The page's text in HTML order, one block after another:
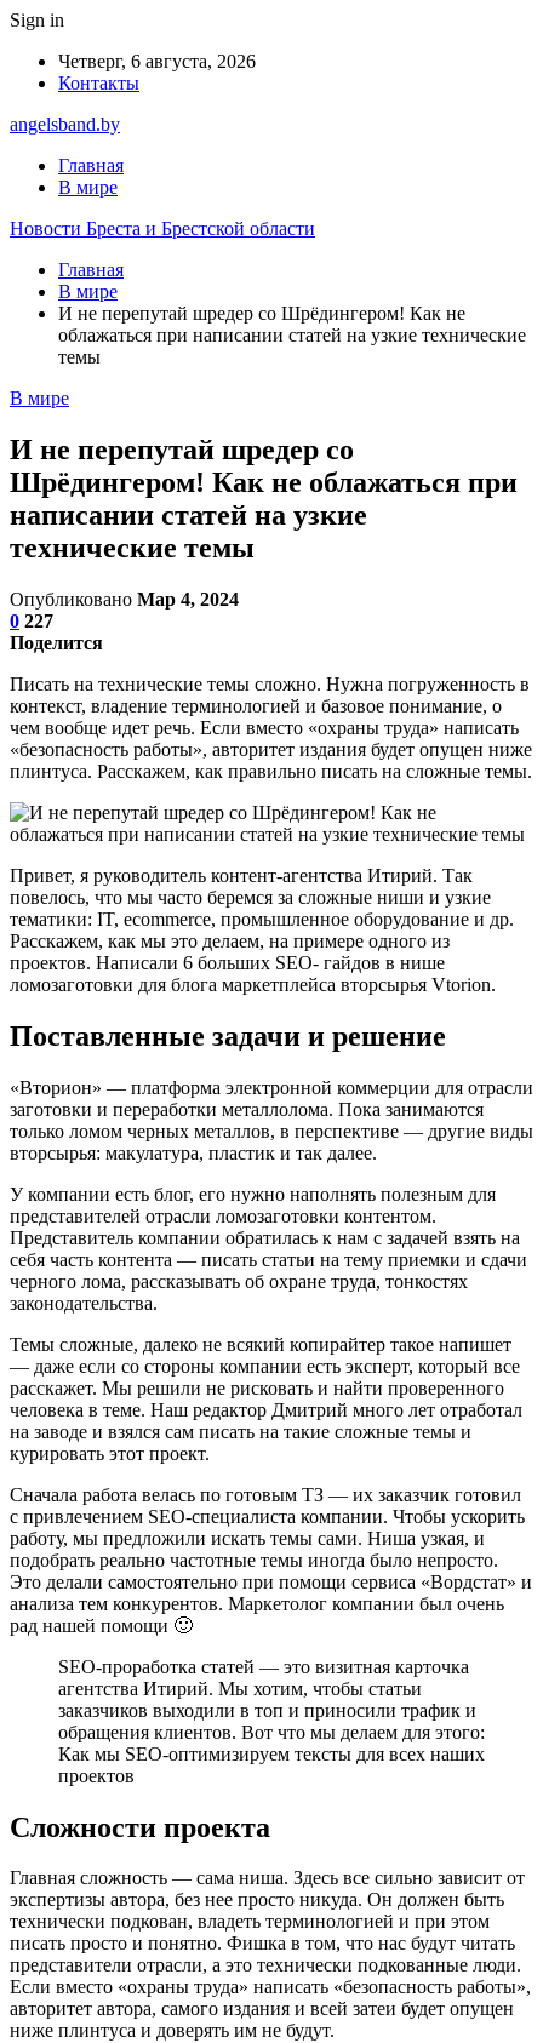
Sign in
Четверг, 6 августа, 2026
Контакты
angelsband.by
Главная
В мире
Новости Бреста и Брестской области
Главная
В мире
И не перепутай шредер со Шрёдингером! Как не
облажаться при написании статей на узкие технические
темы
В мире
И не перепутай шредер со
Шрёдингером! Как не облажаться при
написании статей на узкие
технические темы
Опубликовано Мар 4, 2024
0 227
Поделится
Писать на технические темы сложно. Нужна погруженность в
контекст, владение терминологией и базовое понимание, о
чем вообще идет речь. Если вместо «охраны труда» написать
«безопасность работы», авторитет издания будет опущен ниже
плинтуса. Расскажем, как правильно писать на сложные темы.
Привет, я руководитель контент-агентства Итирий. Так
повелось, что мы часто беремся за сложные ниши и узкие
тематики: IT, ecommerce, промышленное оборудование и др.
Расскажем, как мы это делаем, на примере одного из
проектов. Написали 6 больших SEO- гайдов в нише
ломозаготовки для блога маркетплейса вторсырья Vtorion.
Поставленные задачи и решение
«Вторион» — платформа электронной коммерции для отрасли
заготовки и переработки металлолома. Пока занимаются
только ломом черных металлов, в перспективе — другие виды
вторсырья: макулатура, пластик и так далее.
У компании есть блог, его нужно наполнять полезным для
представителей отрасли ломозаготовки контентом.
Представитель компании обратилась к нам с задачей взять на
себя часть контента — писать статьи на тему приемки и сдачи
черного лома, рассказывать об охране труда, тонкостях
законодательства.
Темы сложные, далеко не всякий копирайтер такое напишет
— даже если со стороны компании есть эксперт, который все
расскажет. Мы решили не рисковать и найти проверенного
человека в теме. Наш редактор Дмитрий много лет отработал
на заводе и взялся сам писать на такие сложные темы и
курировать этот проект.
Сначала работа велась по готовым ТЗ — их заказчик готовил
с привлечением SEO-специалиста компании. Чтобы ускорить
работу, мы предложили искать темы сами. Ниша узкая, и
подобрать реально частотные темы иногда было непросто.
Это делали самостоятельно при помощи сервиса «Вордстат» и
анализа тем конкурентов. Маркетолог компании был очень
рад нашей помощи 🙂
SEO-проработка статей — это визитная карточка
агентства Итирий. Мы хотим, чтобы статьи
заказчиков выходили в топ и приносили трафик и
обращения клиентов. Вот что мы делаем для этого:
Как мы SEO-оптимизируем тексты для всех наших
проектов
Сложности проекта
Главная сложность — сама ниша. Здесь все сильно зависит от
экспертизы автора, без нее просто никуда. Он должен быть
технически подкован, владеть терминологией и при этом
писать просто и понятно. Фишка в том, что нас будут читать
представители отрасли, а это технически подкованные люди.
Если вместо «охраны труда» написать «безопасность работы»,
авторитет автора, самого издания и всей затеи будет опущен
ниже плинтуса и доверять им не будут.